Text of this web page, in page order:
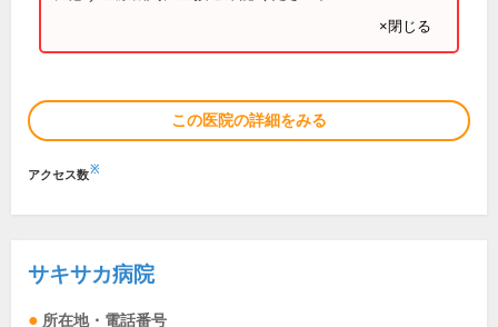
×閉じる
この医院の詳細をみる
アクセス数※
サキサカ病院
所在地・電話番号